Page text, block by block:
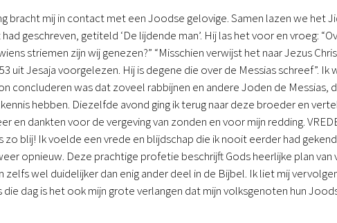
bracht mij in contact met een Joodse gelovige. Samen lazen we het
geschreven, getiteld ‘De lijdende man’. Hij las het voor en vroeg:
striemen zijn wij genezen?” “Misschien verwijst het naar Jezus
uit Jesaja voorgelezen. Hij is degene die over de Messias schreef”. Ik
concluderen was dat zoveel rabbijnen en andere Joden de
hebben. Diezelfde avond ging ik terug naar deze broeder en
en dankten voor de vergeving van zonden en voor mijn redding.
zo blij! Ik voelde een vrede en blijdschap die ik nooit eerder had
opnieuw. Deze prachtige profetie beschrijft Gods heerlijke plan
zelfs wel duidelijker dan enig ander deel in de Bijbel. Ik liet mij
die dag is het ook mijn grote verlangen dat mijn volksgenoten hun